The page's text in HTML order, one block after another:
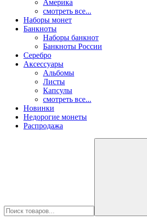
Америка
смотреть все...
Наборы монет
Банкноты
Наборы банкнот
Банкноты России
Серебро
Аксессуары
Альбомы
Листы
Капсулы
смотреть все...
Новинки
Недорогие монеты
Распродажа